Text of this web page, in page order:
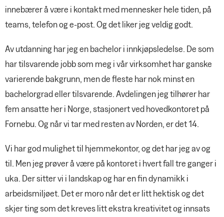
innebærer å være i kontakt med mennesker hele tiden, på
teams, telefon og e-post. Og det liker jeg veldig godt.
Av utdanning har jeg en bachelor i innkjøpsledelse. De som
har tilsvarende jobb som meg i vår virksomhet har ganske
varierende bakgrunn, men de fleste har nok minst en
bachelorgrad eller tilsvarende. Avdelingen jeg tilhører har
fem ansatte her i Norge, stasjonert ved hovedkontoret på
Fornebu. Og når vi tar med resten av Norden, er det 14.
Vi har god mulighet til hjemmekontor, og det har jeg av og
til. Men jeg prøver å være på kontoret i hvert fall tre ganger i
uka. Der sitter vi i landskap og har en fin dynamikk i
arbeidsmiljøet. Det er moro når det er litt hektisk og det
skjer ting som det kreves litt ekstra kreativitet og innsats